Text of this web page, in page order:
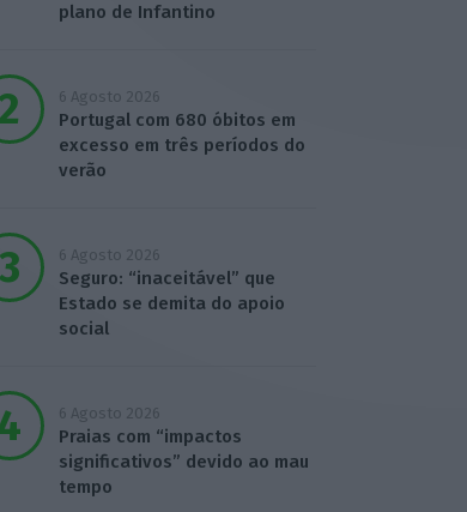
plano de Infantino
6 Agosto 2026
Portugal com 680 óbitos em
excesso em três períodos do
verão
6 Agosto 2026
Seguro: “inaceitável” que
Estado se demita do apoio
social
6 Agosto 2026
Praias com “impactos
significativos” devido ao mau
tempo